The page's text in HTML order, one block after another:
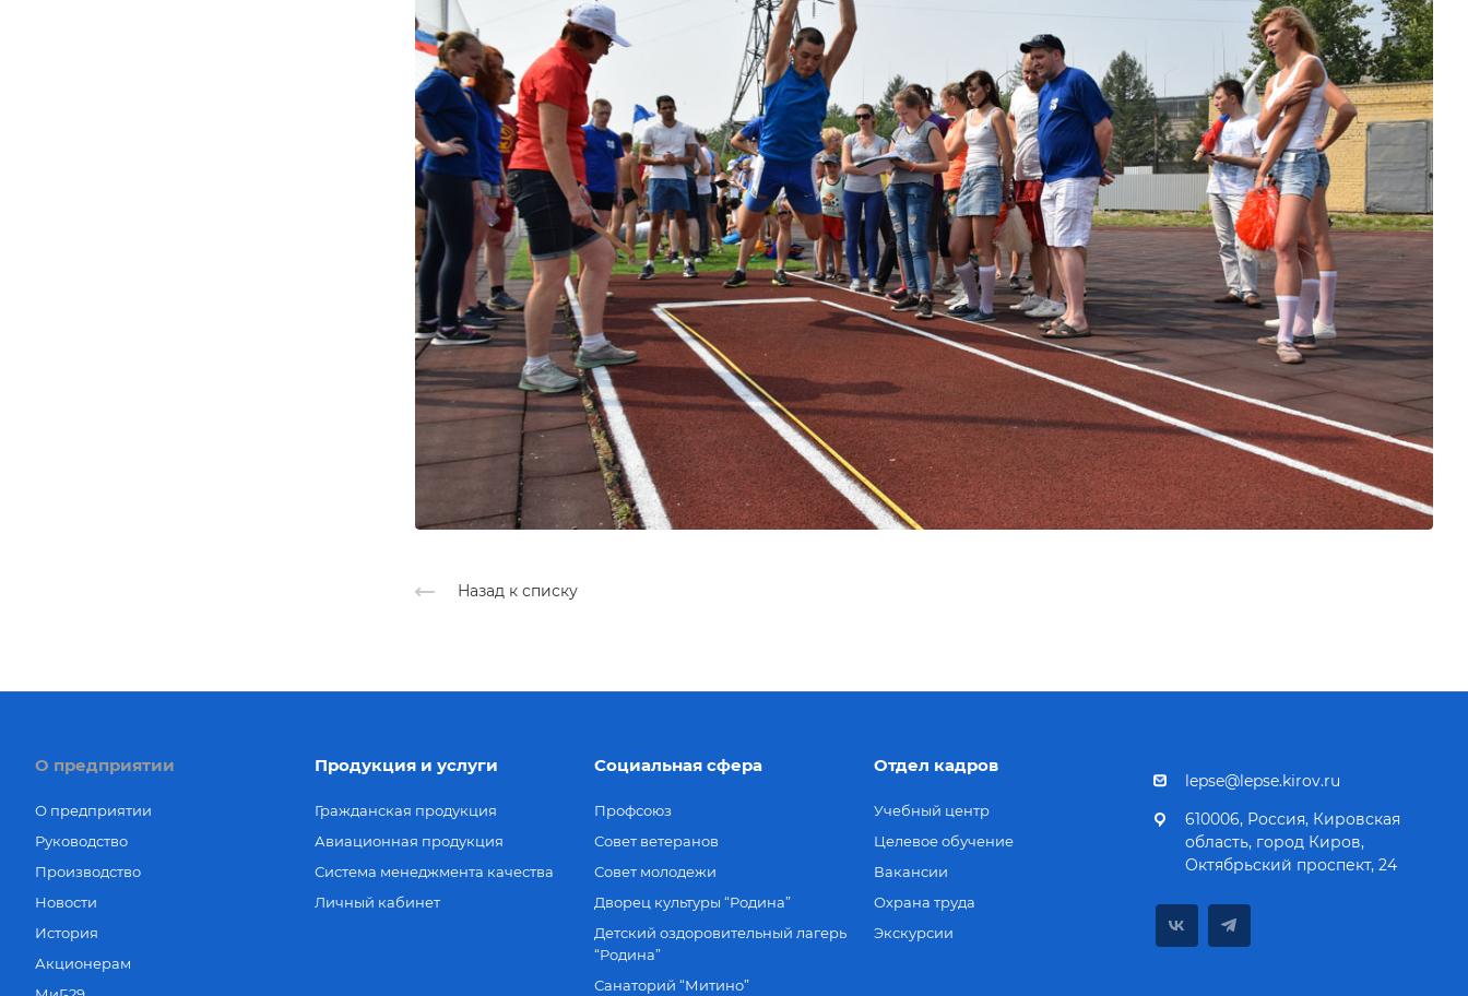
Назад к списку
О предприятии
О предприятии
Руководство
Производство
Новости
История
Акционерам
Продукция и услуги
Гражданская продукция
Авиационная продукция
Система менеджмента качества
Личный кабинет
Социальная сфера
Профсоюз
Совет ветеранов
Совет молодежи
Дворец культуры “Родина”
Детский оздоровительный лагерь
“Родина”
Санаторий “Митино”
Отдел кадров
Учебный центр
Целевое обучение
Вакансии
Охрана труда
Экскурсии
lepse@lepse.kirov.ru
610006, Россия, Кировская
область, город Киров,
Октябрьский проспект, 24